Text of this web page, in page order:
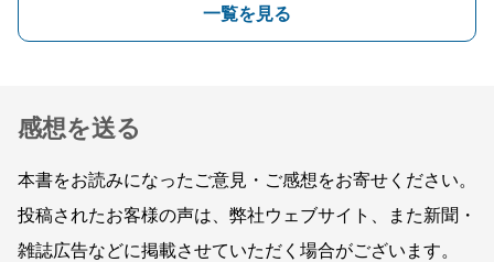
一覧を見る
感想を送る
本書をお読みになったご意見・ご感想をお寄せください。
投稿されたお客様の声は、弊社ウェブサイト、また新聞・
雑誌広告などに掲載させていただく場合がございます。